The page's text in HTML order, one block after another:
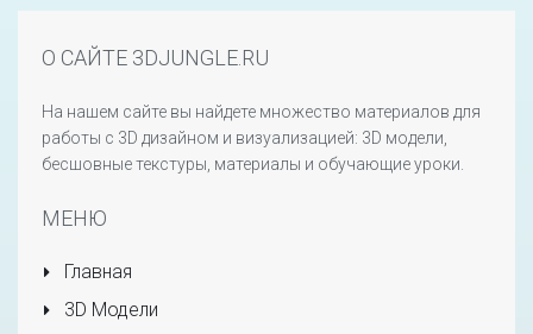
О САЙТЕ 3DJUNGLE.RU
На нашем сайте вы найдете множество материалов для
работы с 3D дизайном и визуализацией: 3D модели,
бесшовные текстуры, материалы и обучающие уроки.
МЕНЮ
Главная
3D Модели